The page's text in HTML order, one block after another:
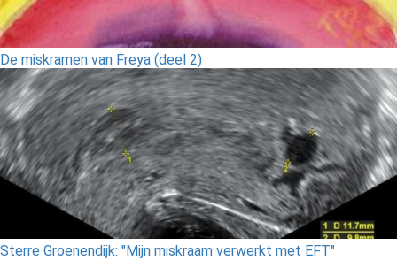
De miskramen van Freya (deel 2)
Sterre Groenendijk: "Mijn miskraam verwerkt met EFT"